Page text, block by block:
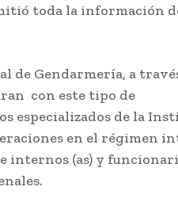
toda la información
de Gendarmería, a
con este tipo de
especializados de la
en el régimen
internos (as) y